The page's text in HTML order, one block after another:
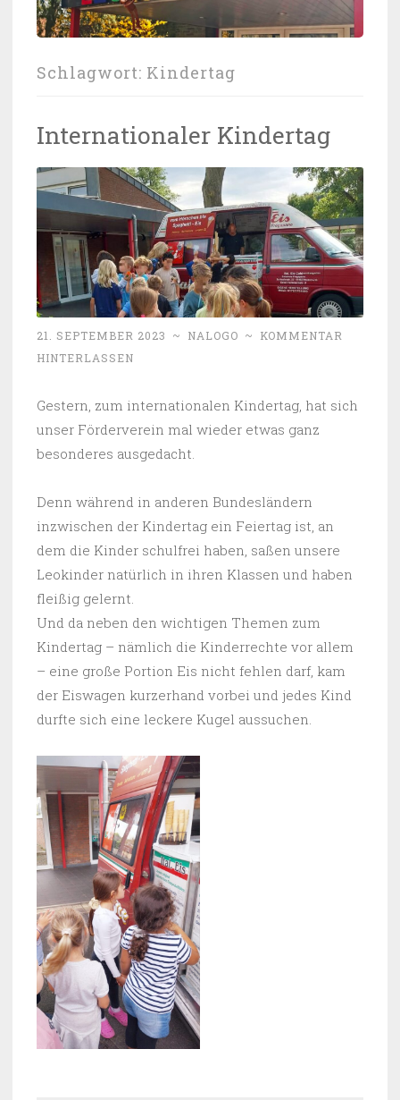
Schlagwort: Kindertag
Internationaler Kindertag
21. SEPTEMBER 2023 ~ NALOGO ~
KOMMENTAR
HINTERLASSEN
Gestern, zum internationalen Kindertag, hat sich
unser Förderverein mal wieder etwas ganz
besonderes ausgedacht.
Denn während in anderen Bundesländern
inzwischen der Kindertag ein Feiertag ist, an
dem die Kinder schulfrei haben, saßen unsere
Leokinder natürlich in ihren Klassen und haben
fleißig gelernt.
Und da neben den wichtigen Themen zum
Kindertag – nämlich die Kinderrechte vor allem
– eine große Portion Eis nicht fehlen darf, kam
der Eiswagen kurzerhand vorbei und jedes Kind
durfte sich eine leckere Kugel aussuchen.